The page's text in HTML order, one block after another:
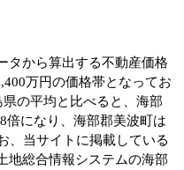
タから算出する不動産価格
万円の価格帯となってお
の平均と比べると、海部
倍になり、海部郡美波町は
、当サイトに掲載している
地総合情報システムの海部